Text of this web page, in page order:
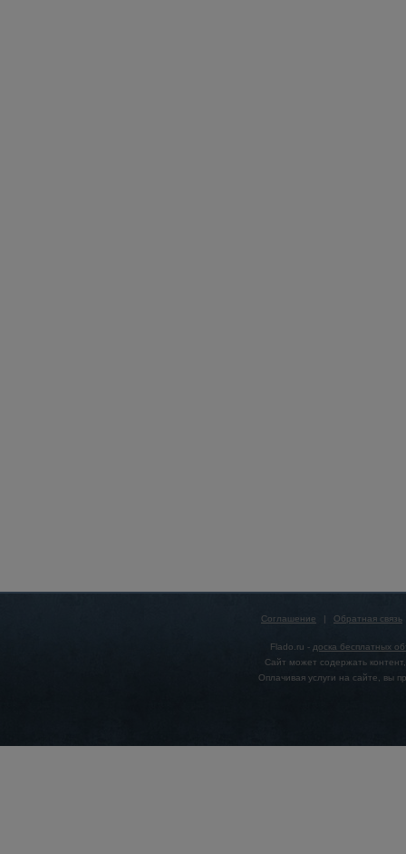
Соглашение | Обратная связь
Flado.ru - доска бесплатных
Сайт может содержать
Оплачивая услуги на сайте, вы